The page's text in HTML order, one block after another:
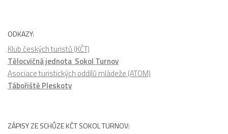
ODKAZY:
Klub českých turistů (KČT)
Tělocvičná jednota Sokol Turnov
Asociace turistických oddílů mládeže (ATOM)
Tábořiště Pleskoty
ZÁPISY ZE SCHŮZE KČT SOKOL TURNOV: